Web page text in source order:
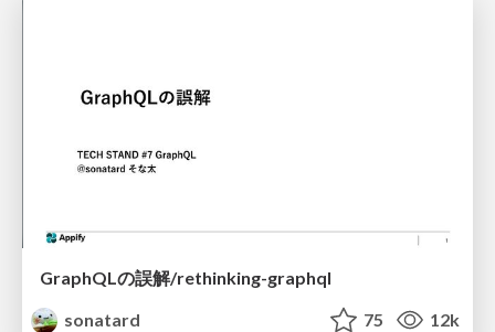
GraphQLの誤解/rethinking-graphql
sonatard
75 12k